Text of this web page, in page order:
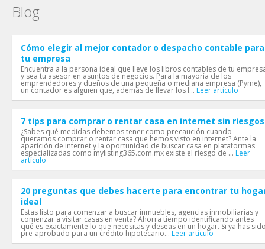
Blog
Cómo elegir al mejor contador o despacho contable para
tu empresa
Encuentra a la persona ideal que lleve los libros contables de tu
y sea tu asesor en asuntos de negocios. Para la mayoría de los
emprendedores y dueños de una pequeña o mediana empresa (Pyme),
un contador es alguien que, además de llevar los l... Leer artículo
7 tips para comprar o rentar casa en internet sin riesgos
¿Sabes qué medidas debemos tener como precaución cuando
queramos comprar o rentar casa que hemos visto en internet? Ante la
aparición de internet y la oportunidad de buscar casa en plataformas
especializadas como mylisting365.com.mx existe el riesgo de ... Leer
artículo
20 preguntas que debes hacerte para encontrar tu
ideal
Estas listo para comenzar a buscar inmuebles, agencias inmobiliarias y
comenzar a visitar casas en venta? Ahorra tiempo identificando antes
qué es exactamente lo que necesitas y deseas en un hogar. Si ya has
pre-aprobado para un crédito hipotecario... Leer artículo